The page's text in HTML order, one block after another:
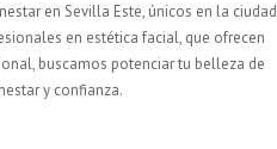
en Sevilla Este, únicos en la ciudad
en estética facial, que ofrecen
buscamos potenciar tu belleza de
y confianza.